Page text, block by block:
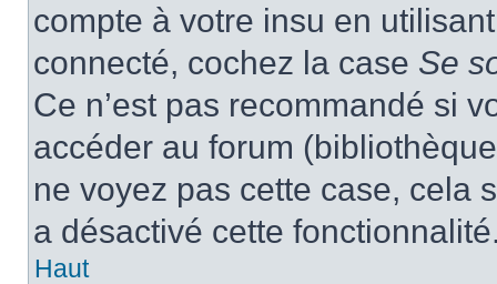
compte à votre insu en
connecté, cochez la case Se
Ce n’est pas recommandé si
accéder au forum
ne voyez pas cette case, cela
a désactivé cette
Haut